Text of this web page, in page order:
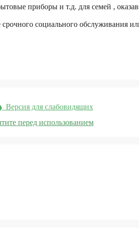
приборы и т.д. для семей ,
социального обслуживания
Версия для слабовидящих
перед использованием